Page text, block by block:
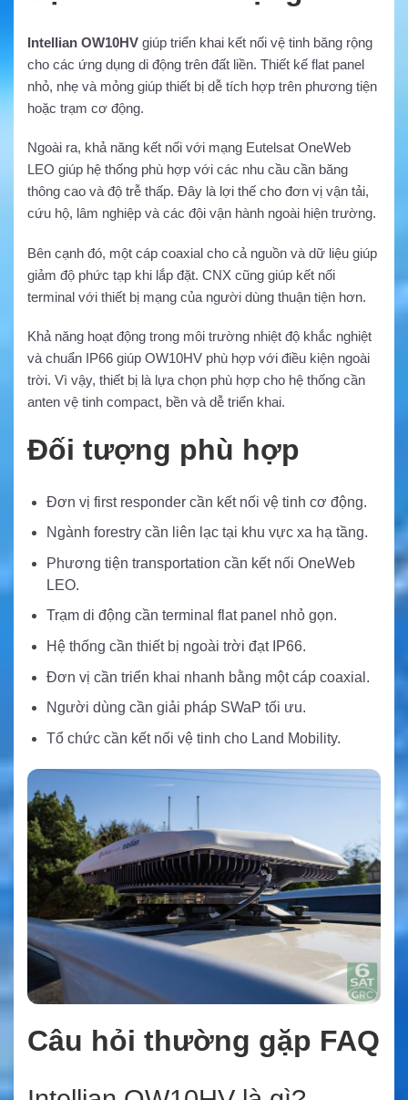
Intellian OW10HV giúp triển khai kết nối vệ tinh băng rộng
cho các ứng dụng di động trên đất liền. Thiết kế flat panel
nhỏ, nhẹ và mỏng giúp thiết bị dễ tích hợp trên phương tiện
hoặc trạm cơ động.
Ngoài ra, khả năng kết nối với mạng Eutelsat OneWeb
LEO giúp hệ thống phù hợp với các nhu cầu cần băng
thông cao và độ trễ thấp. Đây là lợi thế cho đơn vị vận tải,
cứu hộ, lâm nghiệp và các đội vận hành ngoài hiện trường.
Bên cạnh đó, một cáp coaxial cho cả nguồn và dữ liệu giúp
giảm độ phức tạp khi lắp đặt. CNX cũng giúp kết nối
terminal với thiết bị mạng của người dùng thuận tiện hơn.
Khả năng hoạt động trong môi trường nhiệt độ khắc nghiệt
và chuẩn IP66 giúp OW10HV phù hợp với điều kiện ngoài
trời. Vì vậy, thiết bị là lựa chọn phù hợp cho hệ thống cần
anten vệ tinh compact, bền và dễ triển khai.
Đối tượng phù hợp
Đơn vị first responder cần kết nối vệ tinh cơ động.
Ngành forestry cần liên lạc tại khu vực xa hạ tầng.
Phương tiện transportation cần kết nối OneWeb
LEO.
Trạm di động cần terminal flat panel nhỏ gọn.
Hệ thống cần thiết bị ngoài trời đạt IP66.
Đơn vị cần triển khai nhanh bằng một cáp coaxial.
Người dùng cần giải pháp SWaP tối ưu.
Tổ chức cần kết nối vệ tinh cho Land Mobility.
Câu hỏi thường gặp FAQ